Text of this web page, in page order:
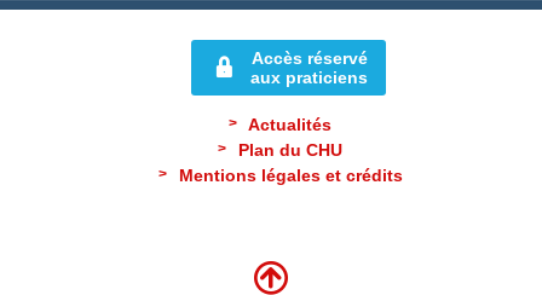
Accès réservé
aux praticiens
Actualités
Plan du CHU
Mentions légales et crédits